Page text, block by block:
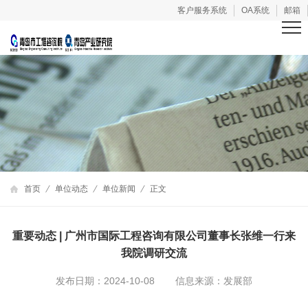
客户服务系统 OA系统 邮箱
首页 单位动态 单位新闻 正文
重要动态 | 广州市国际工程咨询有限公司董事长张维一行来
我院调研交流
发布日期：2024-10-08 信息来源：发展部